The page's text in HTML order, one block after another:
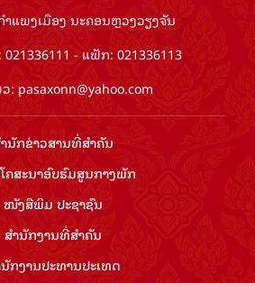
ແພງເມືອງ ນະຄອນຫຼວງວຽງຈັນ
- ແຟັກ: 021336113
: pasaxonn@yahoo.com
ນັກ​ຂ່າວ​ສານ​ທີ່​ສຳ​ຄັນ​
ຄສະນາອົບຮົມ​ສູນ​ກາງ​ພັກ
ໜັງສືພິມ ປະ​ຊາ​ຊົນ
ສຳ​ນັກ​ງານ​ທີ່​ສຳ​ຄັນ
ກ​ງານ​ປະ​ທານ​ປະ​ເທດ